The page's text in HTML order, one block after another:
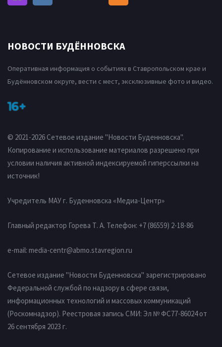
НОВОСТИ БУДЁННОВСКА
Оперативная информация о событиях в Ставропольском крае и
Будённовском округе, вести с мест, эксклюзивные фото и видео.
16+
© 2021-2026 Сетевое издание "Новости Буденновска".
Копирование и использование материалов разрешено при
условии наличия активной индексируемой гиперссылки на
источник!
Учредитель МАУ г. Буденновска «Медиа-Центр»
Главный редактор Горева Т. А. Телефон: +7 (86559) 2-18-86
e-mail: media-centr@abmo.stavregion.ru
Сетевое издание "Новости Буденновска" зарегистрировано
Федеральной службой по надзору в сфере связи,
информационных технологий и массовых коммуникаций
(Роскомнадзор). Реестровая запись СМИ: Эл № ФС77-86024 от
26 сентября 2023 г.